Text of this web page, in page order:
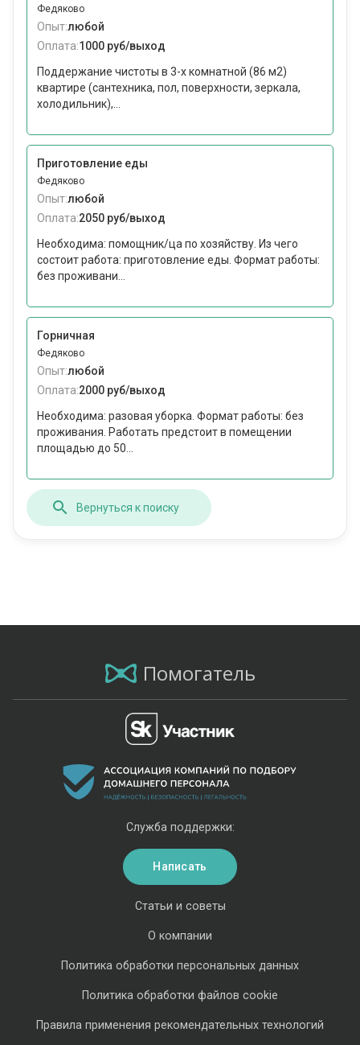
Федяково
Опыт:любой
Оплата:1000 руб/выход
Поддержание чистоты в 3-х комнатной (86 м2)
квартире (сантехника, пол, поверхности, зеркала,
холодильник),...
Приготовление еды
Федяково
Опыт:любой
Оплата:2050 руб/выход
Необходима: помощник/ца по хозяйству. Из чего
состоит работа: приготовление еды. Формат работы:
без проживани...
Горничная
Федяково
Опыт:любой
Оплата:2000 руб/выход
Необходима: разовая уборка. Формат работы: без
проживания. Работать предстоит в помещении
площадью до 50...
Вернуться к поиску
Помогатель
Статьи и советы
О компании
Политика обработки персональных данных
Политика обработки файлов cookie
Правила применения рекомендательных технологий
Служба поддержки:
Написать